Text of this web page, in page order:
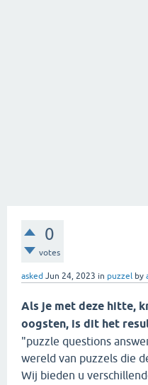
0
votes
asked Jun 24, 2023 in puzzel by
Als je met deze hitte,
oogsten, is dit het
"puzzle questions
wereld van puzzels die
Wij bieden u